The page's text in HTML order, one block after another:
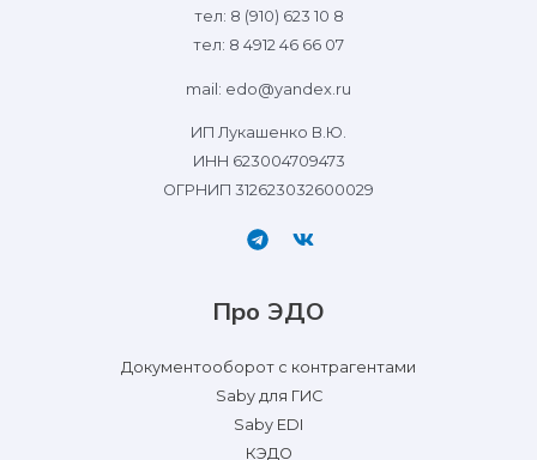
тел: 8 (910) 623 10 8
тел: 8 4912 46 66 07
mail: edo@yandex.ru
ИП Лукашенко В.Ю.
ИНН 623004709473
ОГРНИП 312623032600029
Про ЭДО
Документооборот с контрагентами
Saby для ГИС
Saby EDI
КЭДО